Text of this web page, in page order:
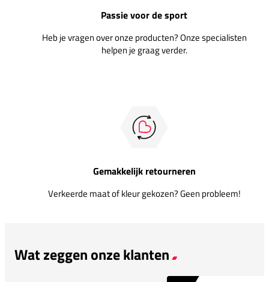
Passie voor de sport
Heb je vragen over onze producten? Onze specialisten
helpen je graag verder.
Gemakkelijk retourneren
Verkeerde maat of kleur gekozen? Geen probleem!
Wat zeggen onze klanten